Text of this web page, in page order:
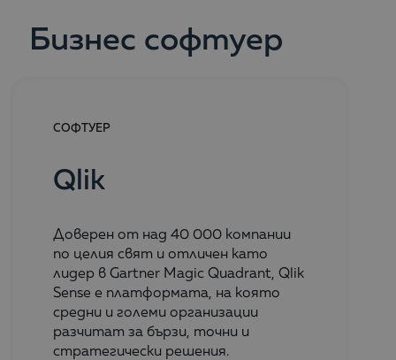
Бизнес софтуер
СОФТУЕР
Qlik
Доверен от над 40 000 компании
по целия свят и отличен като
лидер в Gartner Magic Quadrant, Qlik
Sense е платформата, на която
средни и големи организации
разчитат за бързи, точни и
стратегически решения.